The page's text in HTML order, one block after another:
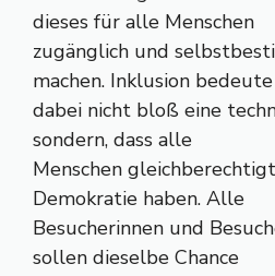
dieses für alle Menschen
zugänglich und
machen. Inklusion bedeute
dabei nicht bloß eine
sondern, dass alle
Menschen
Demokratie haben. Alle
Besucherinnen und
sollen dieselbe Chance